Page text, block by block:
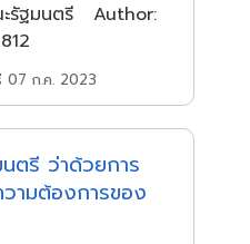
รัฐมนตรี Author:
07 ก.ค. 2023
นตรี ว่าด้วยการ
ามต้องการของ